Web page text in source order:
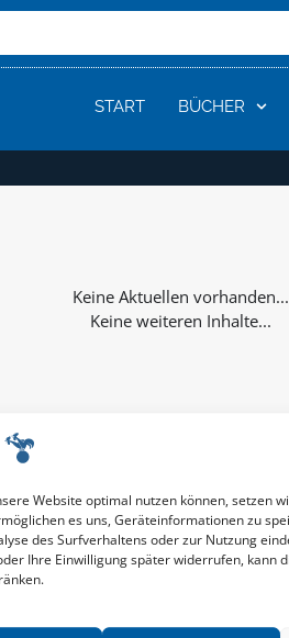
Website optimal nutzen können, setzen
es uns, Geräteinformationen zu
des Surfverhaltens oder zur Nutzung
Ihre Einwilligung später widerrufen, kann
START BÜCHER
Keine weiteren Inhalte...
zu aktuellen Neuheiten und